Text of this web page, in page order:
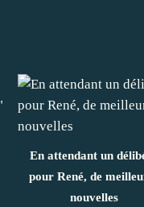
En attendant un
pour René, de
nouvelles